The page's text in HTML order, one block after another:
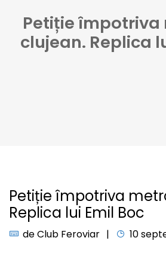
Petiție
clujean. Replica
Petiție împotriva
Replica lui Emil Boc
deClub Feroviar
10